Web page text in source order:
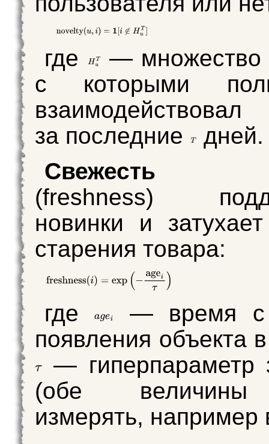
где
— множество
с которыми
взаимодействовал
за последние
дней.
Свежесть
(freshness)
новинки и
старения товара:
где
— время с
появления объекта
— гиперпараметр
(обе
измерять, например